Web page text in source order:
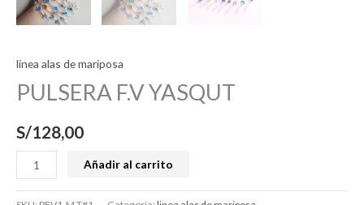
linea alas de mariposa
PULSERA F.V YASQUT
S/128,00
Añadir al carrito